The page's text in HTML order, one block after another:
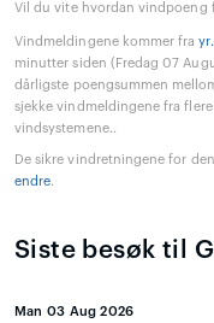
Vil du vite hvordan vindpoeng
Vindmeldingene kommer fra
minutter siden (Fredag 07
dårligste poengsummen
sjekke vindmeldingene fra
vindsystemene..
De sikre vindretningene for
endre.
Siste besøk til
Man 03 Aug 2026